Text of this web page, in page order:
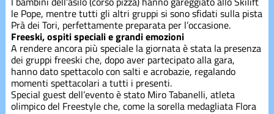
le Pope, mentre tutti gli altri gruppi si sono sfidati sulla pista
Prà dei Tori, perfettamente preparata per l’occasione.
Freeski, ospiti speciali e grandi emozioni
A rendere ancora più speciale la giornata è stata la presenza
dei gruppi freeski che, dopo aver partecipato alla gara,
hanno dato spettacolo con salti e acrobazie, regalando
momenti spettacolari a tutti i presenti.
Special guest dell’evento è stato Miro Tabanelli, atleta
olimpico del Freestyle che, come la sorella medagliata Flora
Eventi
freeski